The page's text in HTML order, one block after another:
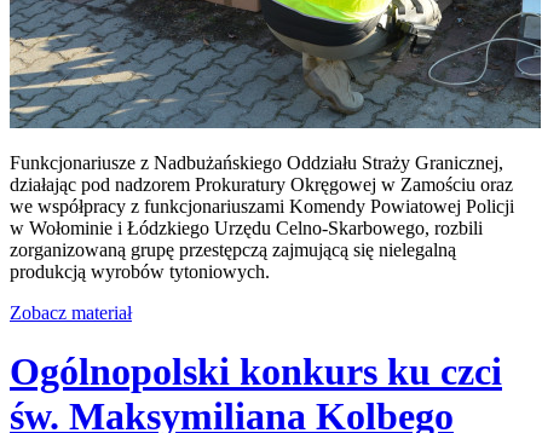
Funkcjonariusze z Nadbużańskiego Oddziału Straży Granicznej,
działając pod nadzorem Prokuratury Okręgowej w Zamościu oraz
we współpracy z funkcjonariuszami Komendy Powiatowej Policji
w Wołominie i Łódzkiego Urzędu Celno-Skarbowego, rozbili
zorganizowaną grupę przestępczą zajmującą się nielegalną
produkcją wyrobów tytoniowych.
Zobacz materiał
Ogólnopolski konkurs ku czci
św. Maksymiliana Kolbego